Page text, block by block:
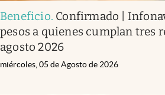
Mediakit
abre en nueva pestaña
Argentina
Beneficio. Confirmado |
pesos a quienes cumplan tres
agosto 2026
miércoles, 05 de Agosto de 2026